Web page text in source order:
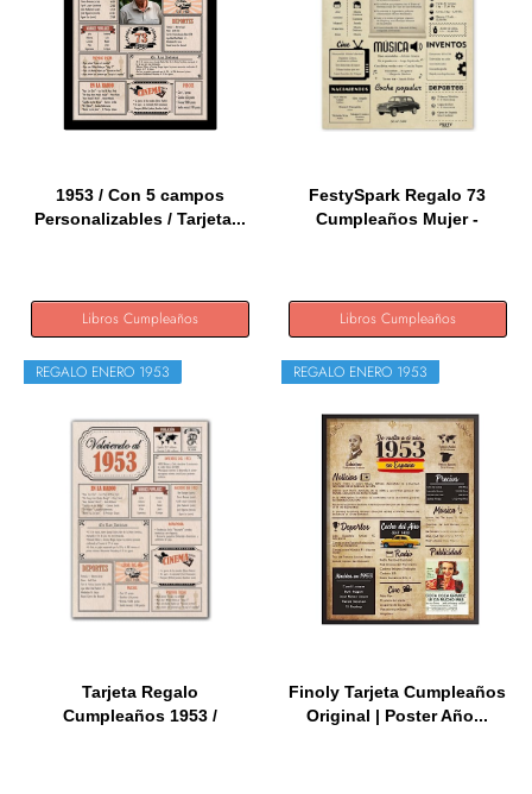
1953 / Con 5 campos
Personalizables / Tarjeta...
Libros Cumpleaños
FestySpark Regalo 73
Cumpleaños Mujer -
Libros Cumpleaños
REGALO ENERO 1953
Tarjeta Regalo
Cumpleaños 1953 /
REGALO ENERO 1953
Finoly Tarjeta Cumpleaños
Original | Poster Año...